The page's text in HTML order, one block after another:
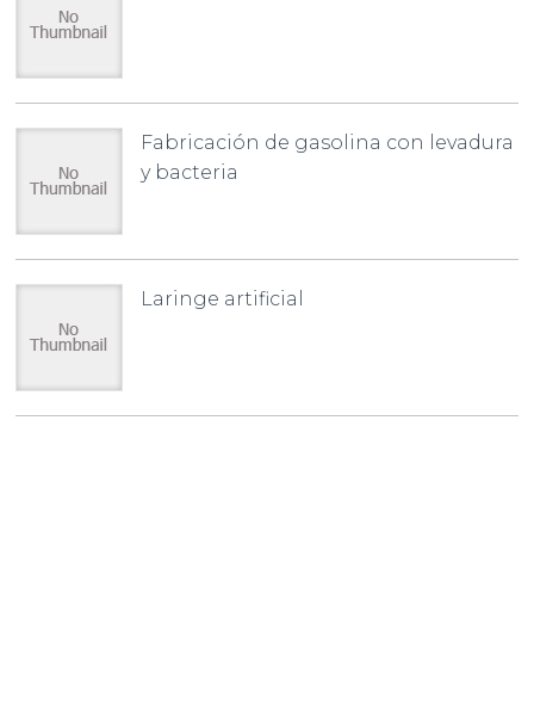
Fabricación de gasolina con levadura
y bacteria
Laringe artificial